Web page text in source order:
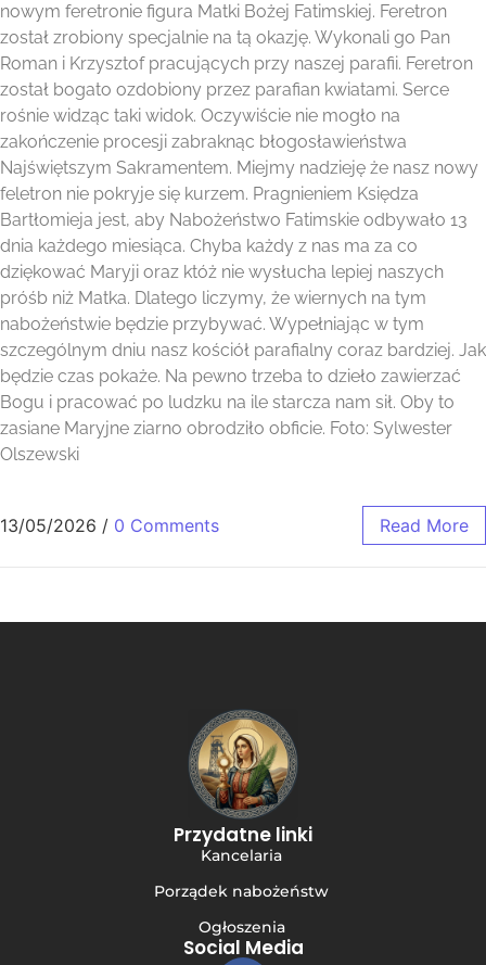
nowym feretronie figura Matki Bożej Fatimskiej. Feretron
został zrobiony specjalnie na tą okazję. Wykonali go Pan
Roman i Krzysztof pracujących przy naszej parafii. Feretron
został bogato ozdobiony przez parafian kwiatami. Serce
rośnie widząc taki widok. Oczywiście nie mogło na
zakończenie procesji zabraknąc błogosławieństwa
Najświętszym Sakramentem. Miejmy nadzieję że nasz nowy
feletron nie pokryje się kurzem. Pragnieniem Księdza
Bartłomieja jest, aby Nabożeństwo Fatimskie odbywało 13
dnia każdego miesiąca. Chyba każdy z nas ma za co
dziękować Maryji oraz któż nie wysłucha lepiej naszych
próśb niż Matka. Dlatego liczymy, że wiernych na tym
nabożeństwie będzie przybywać. Wypełniając w tym
szczególnym dniu nasz kościół parafialny coraz bardziej. Jak
będzie czas pokaże. Na pewno trzeba to dzieło zawierzać
Bogu i pracować po ludzku na ile starcza nam sił. Oby to
zasiane Maryjne ziarno obrodziło obficie. Foto: Sylwester
Olszewski
13/05/2026 / 0 Comments Read More
Przydatne linki
Kancelaria
Porządek nabożeństw
Ogłoszenia
Social Media